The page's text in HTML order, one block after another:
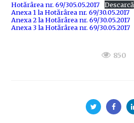
Hotărârea nr. 69/305.05.2017
Descarcă
Anexa 1 la Hotărârea nr. 69/30.05.2017
Anexa 2 la Hotărârea nr. 69/30.05.2017
Anexa 3 la Hotărârea nr. 69/30.05.2017
850